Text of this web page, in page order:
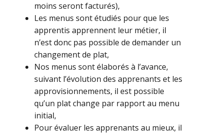
moins seront facturés),
Les menus sont étudiés pour que les
apprentis apprennent leur métier, il
n’est donc pas possible de demander un
changement de plat,
Nos menus sont élaborés à l’avance,
suivant l’évolution des apprenants et les
approvisionnements, il est possible
qu’un plat change par rapport au menu
initial,
Pour évaluer les apprenants au mieux, il